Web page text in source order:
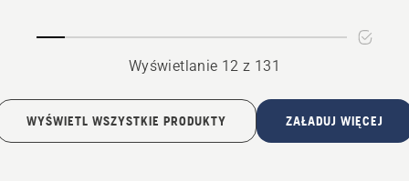
Wyświetlanie 12 z 131
WYŚWIETL WSZYSTKIE PRODUKTY ZAŁADUJ WIĘCEJ